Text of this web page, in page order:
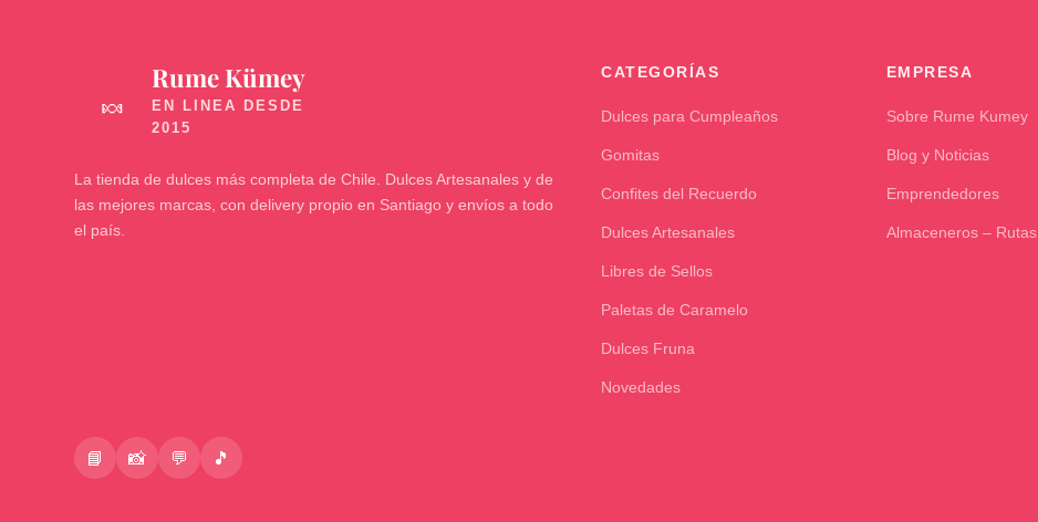
🍬
Rume Kümey
La tienda de dulces más completa de Chile. Dulces Artesanales y de
las mejores marcas, con delivery propio en Santiago y envíos a todo
el país.
📘 📸 💬 🎵
CATEGORÍAS
Dulces para Cumpleaños
Gomitas
Confites del Recuerdo
Dulces Artesanales
Libres de Sellos
Paletas de Caramelo
Dulces Fruna
Novedades
EMPRESA
Sobre Rume Kumey
Blog y Noticias
Emprendedores
Almaceneros – Rutas